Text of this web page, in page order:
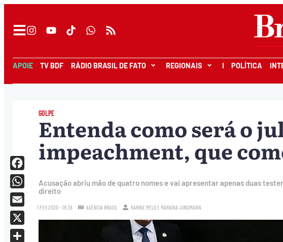
APOIE TV BDF RÁDIO BRASIL DE FATO REGIONAIS I POLÍTICA
GOLPE
Entenda como será o
impeachment, que
Acusação abriu mão de quatro nomes e vai apresentar apenas duas
direito
1.FEV.2020 - 18:36 AGÊNCIA BRASIL KARINE MELO E MARIANA JUNGMANN
Facebook
WhatsApp
Email
X